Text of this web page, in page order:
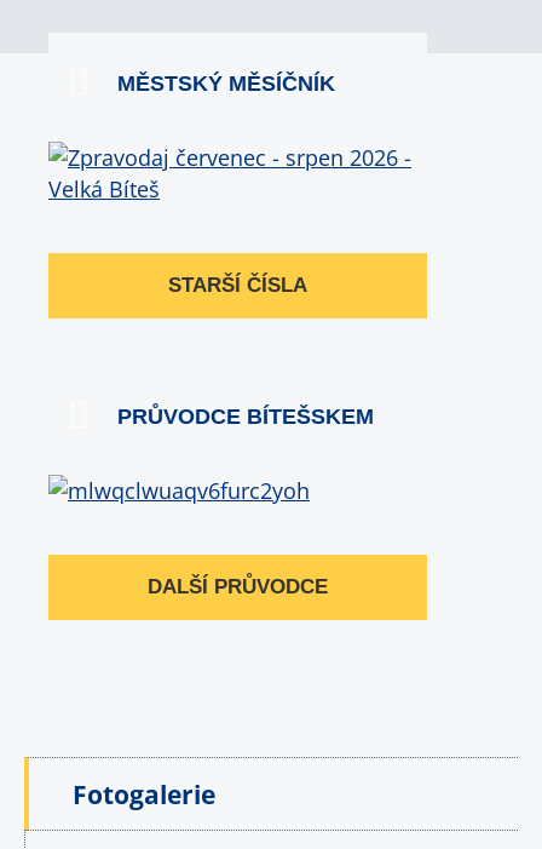
MĚSTSKÝ MĚSÍČNÍK
STARŠÍ ČÍSLA
PRŮVODCE BÍTEŠSKEM
DALŠÍ PRŮVODCE
Fotogalerie